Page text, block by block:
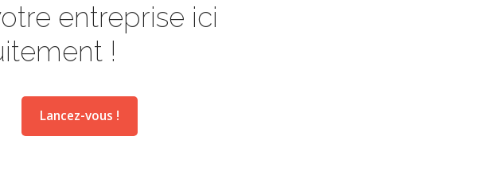
entreprise ici
!
Lancez-vous !